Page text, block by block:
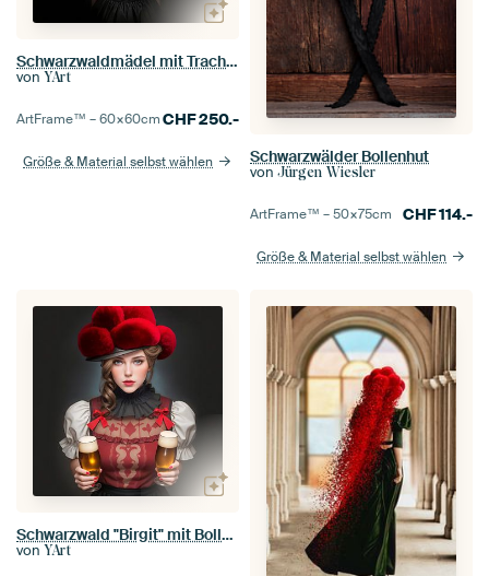
Schwarzwaldmädel mit Tracht und Rosenhut
von YArt
ArtFrame™ –60×60cmCHF250.-
Größe & Material selbst wählen Schwarzwälder Bollenhut
von Jürgen Wiesler
ArtFrame™ –50×75cm CHF114.-
Größe & Material selbst wählen
Schwarzwald "Birgit" mit Bollenhut und Bier
von YArt